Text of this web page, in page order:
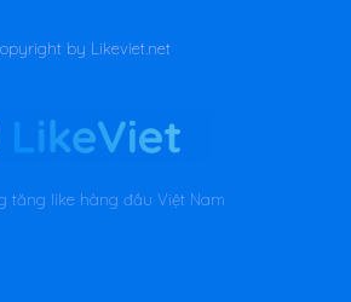
by Likeviet.net
tăng like hàng đầu Việt Nam